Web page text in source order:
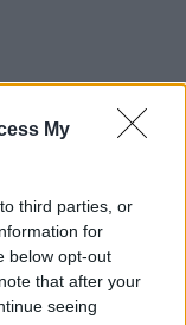
My
third parties, or
for
below opt-out
that after your
seeing
Facebook!
Goo